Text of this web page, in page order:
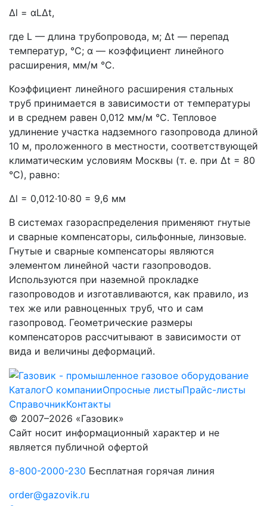
Δl = αLΔt,
где L — длина трубопровода, м; Δt — перепад
температур, °С; α — коэффициент линейного
расширения, мм/м °С.
Коэффициент линейного расширения стальных
труб принимается в зависимости от температуры
и в среднем равен 0,012 мм/м °С. Тепловое
удлинение участка надземного газопровода длиной
10 м, проложенного в местности, соответствующей
климатическим условиям Москвы (т. е. при Δt = 80
°С), равно:
Δl = 0,012·10·80 = 9,6 мм
В системах газораспределения применяют гнутые
и сварные компенсаторы, сильфонные, линзовые.
Гнутые и сварные компенсаторы являются
элементом линейной части газопроводов.
Используются при наземной прокладке
газопроводов и изготавливаются, как правило, из
тех же или равноценных труб, что и сам
газопровод. Геометрические размеры
компенсаторов рассчитывают в зависимости от
вида и величины деформаций.
КаталогО компанииОпросные листыПрайс-листы
СправочникКонтакты
© 2007–2026 «Газовик»
Сайт носит информационный характер и не
является публичной офертой
8-800-2000-230 Бесплатная горячая линия
order@gazovik.ru